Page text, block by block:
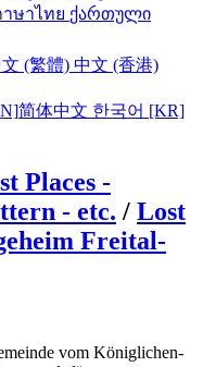
ษาไทย ქართული
(繁體) 中文 (香港)
简体中文 한국어 [KR]
Places -
- etc. / Lost
Freital-
vom Königlichen-